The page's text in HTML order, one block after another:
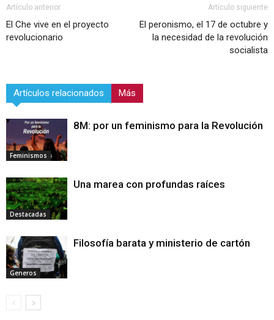
Artículo anterior
El Che vive en el proyecto
revolucionario
Artículo siguiente
El peronismo, el 17 de octubre y
la necesidad de la revolución
socialista
Artículos relacionados Más
Feminismos
8M: por un feminismo para la Revolución
Destacadas
Una marea con profundas raíces
Generos
Filosofía barata y ministerio de cartón